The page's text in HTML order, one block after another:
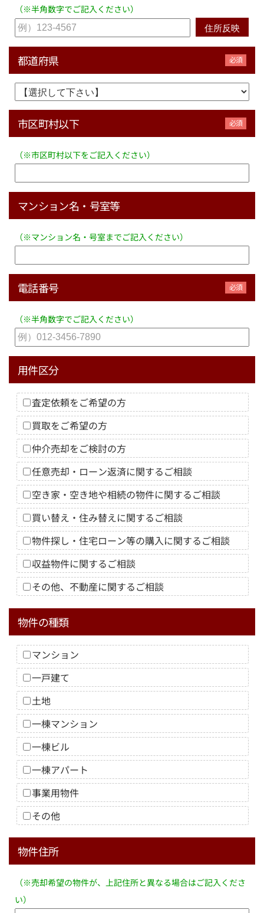
（※半角数字でご記入ください）
都道府県
市区町村以下
（※市区町村以下をご記入ください）
マンション名・号室等
（※マンション名・号室までご記入ください）
電話番号
（※半角数字でご記入ください）
用件区分
査定依頼をご希望の方
買取をご希望の方
仲介売却をご検討の方
任意売却・ローン返済に関するご相談
空き家・空き地や相続の物件に関するご相談
買い替え・住み替えに関するご相談
物件探し・住宅ローン等の購入に関するご相談
収益物件に関するご相談
その他、不動産に関するご相談
物件の種類
マンション
一戸建て
土地
一棟マンション
一棟ビル
一棟アパート
事業用物件
その他
物件住所
（※売却希望の物件が、上記住所と異なる場合はご記入くださ
い）